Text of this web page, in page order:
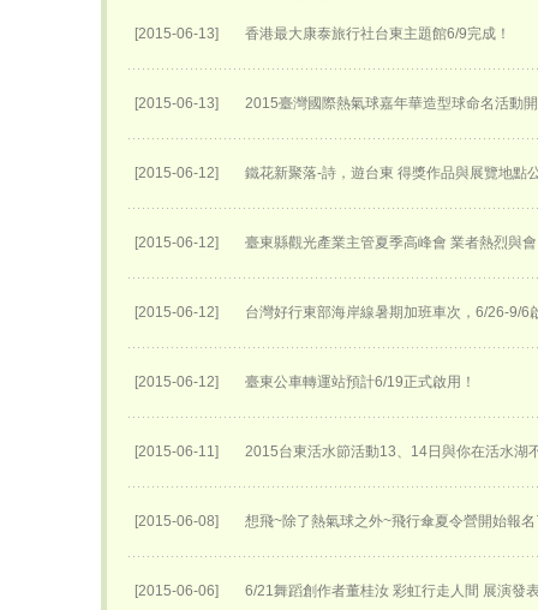
[2015-06-13] 香港最大康泰旅行社台東主題館6/9完成！
[2015-06-13] 2015臺灣國際熱氣球嘉年華​造型球命名活動
[2015-06-12] 鐵花新聚落-詩，遊台東 得獎作品與展覽地點
[2015-06-12] 臺東縣觀光產業主管夏季高峰會 業者熱烈與會
[2015-06-12] 台灣好行東部海岸線暑期加班車次，6/26-9/6
[2015-06-12] 臺東公車轉運站預計6/19正式啟用！
[2015-06-11] 2015台東活水節活動13、14日與你在活水湖
[2015-06-08] 想飛~除了熱氣球之外~飛行傘夏令營開始報名
[2015-06-06] 6/21舞蹈創作者董桂汝 彩虹行走人間 展演發